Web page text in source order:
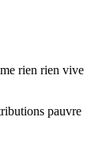
rien rien vive
pauvre